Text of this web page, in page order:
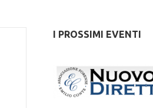
I PROSSIMI EVENTI